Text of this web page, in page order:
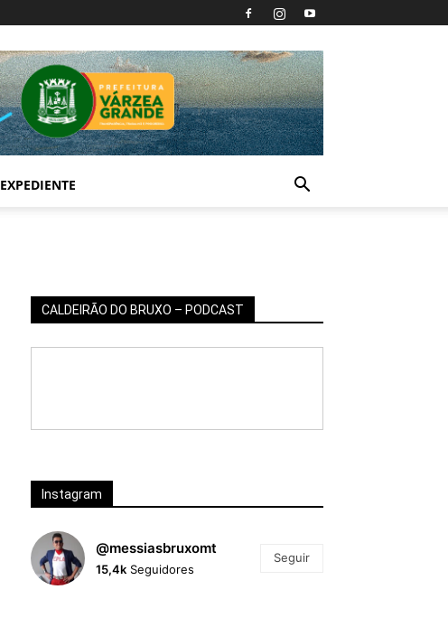
EXPEDIENTE
CALDEIRÃO DO BRUXO – PODCAST
Instagram
@messiasbruxomt
15,4k Seguidores
Seguir